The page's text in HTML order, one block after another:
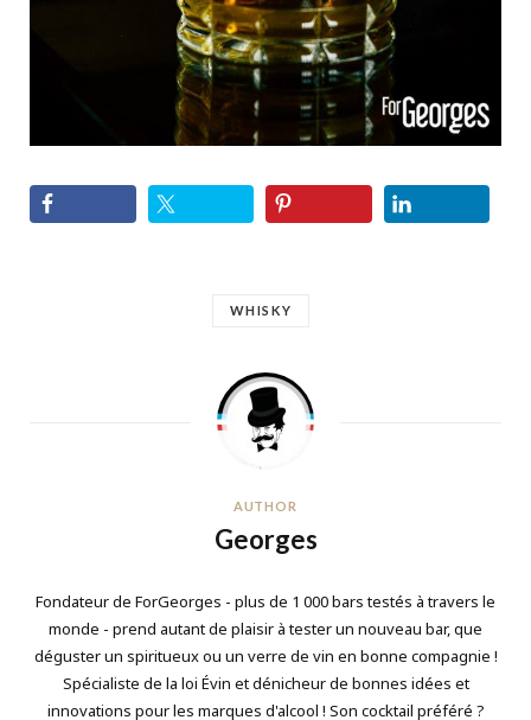
WHISKY
AUTHOR
Georges
Fondateur de ForGeorges - plus de 1 000 bars testés à travers le
monde - prend autant de plaisir à tester un nouveau bar, que
déguster un spiritueux ou un verre de vin en bonne compagnie !
Spécialiste de la loi Évin et dénicheur de bonnes idées et
innovations pour les marques d'alcool ! Son cocktail préféré ?